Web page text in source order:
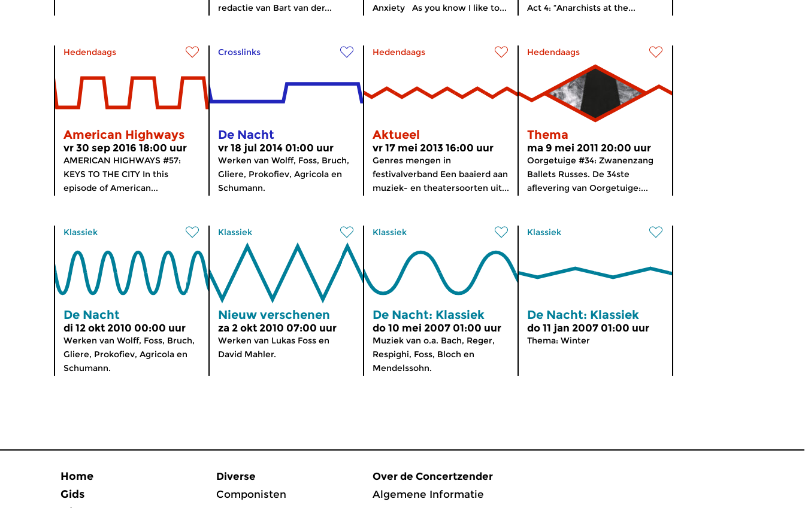
redactie van Bart van der...
Anxiety As you know I like to...
Act 4: “Anarchists at the...
Hedendaags
American Highways
vr 30 sep 2016 18:00 uur
AMERICAN HIGHWAYS #57:
KEYS TO THE CITY In this
episode of American...
Crosslinks
De Nacht
vr 18 jul 2014 01:00 uur
Werken van Wolff, Foss, Bruch,
Gliere, Prokofiev, Agricola en
Schumann.
Hedendaags
Aktueel
vr 17 mei 2013 16:00 uur
Genres mengen in
festivalverband Een baaierd aan
muziek- en theatersoorten uit...
Hedendaags
Thema
ma 9 mei 2011 20:00 uur
Oorgetuige #34: Zwanenzang
Ballets Russes. De 34ste
aflevering van Oorgetuige:...
Klassiek
De Nacht
di 12 okt 2010 00:00 uur
Werken van Wolff, Foss, Bruch,
Gliere, Prokofiev, Agricola en
Schumann.
Klassiek
Nieuw verschenen
za 2 okt 2010 07:00 uur
Werken van Lukas Foss en
David Mahler.
Klassiek
De Nacht: Klassiek
do 10 mei 2007 01:00 uur
Muziek van o.a. Bach, Reger,
Respighi, Foss, Bloch en
Mendelssohn.
Klassiek
De Nacht: Klassiek
do 11 jan 2007 01:00 uur
Thema: Winter
Home
Gids
Diverse
Componisten
Over de Concertzender
Algemene Informatie